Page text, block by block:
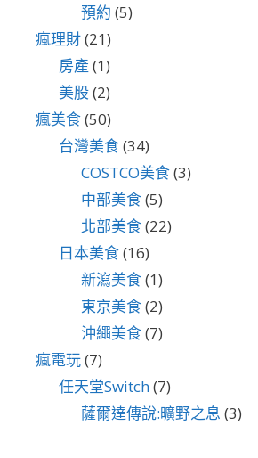
預約 (5)
瘋理財(21)
房產 (1)
美股(2)
瘋美食(50)
台灣美食(34)
COSTCO美食(3)
中部美食(5)
北部美食(22)
日本美食(16)
新瀉美食(1)
東京美食(2)
沖繩美食(7)
瘋電玩(7)
任天堂Switch(7)
薩爾達傳說:曠野之息 (3)